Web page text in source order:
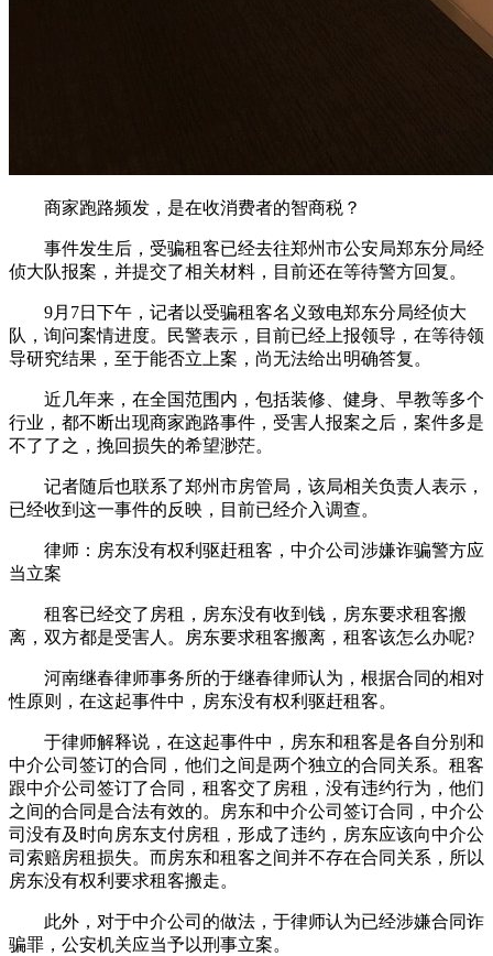
商家跑路频发，是在收消费者的智商税？
事件发生后，受骗租客已经去往郑州市公安局郑东分局经
侦大队报案，并提交了相关材料，目前还在等待警方回复。
9月7日下午，记者以受骗租客名义致电郑东分局经侦大
队，询问案情进度。民警表示，目前已经上报领导，在等待领
导研究结果，至于能否立上案，尚无法给出明确答复。
近几年来，在全国范围内，包括装修、健身、早教等多个
行业，都不断出现商家跑路事件，受害人报案之后，案件多是
不了了之，挽回损失的希望渺茫。
记者随后也联系了郑州市房管局，该局相关负责人表示，
已经收到这一事件的反映，目前已经介入调查。
律师：房东没有权利驱赶租客，中介公司涉嫌诈骗警方应
当立案
租客已经交了房租，房东没有收到钱，房东要求租客搬
离，双方都是受害人。房东要求租客搬离，租客该怎么办呢?
河南继春律师事务所的于继春律师认为，根据合同的相对
性原则，在这起事件中，房东没有权利驱赶租客。
于律师解释说，在这起事件中，房东和租客是各自分别和
中介公司签订的合同，他们之间是两个独立的合同关系。租客
跟中介公司签订了合同，租客交了房租，没有违约行为，他们
之间的合同是合法有效的。房东和中介公司签订合同，中介公
司没有及时向房东支付房租，形成了违约，房东应该向中介公
司索赔房租损失。而房东和租客之间并不存在合同关系，所以
房东没有权利要求租客搬走。
此外，对于中介公司的做法，于律师认为已经涉嫌合同诈
骗罪，公安机关应当予以刑事立案。